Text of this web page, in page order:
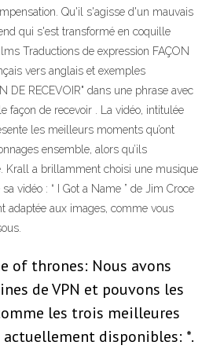
Qu'il s'agisse d'un mauvais
qui s'est transformé en coquille
Traductions de expression FAÇON
vers anglais et exemples
DE RECEVOIR" dans une phrase avec
façon de recevoir . La vidéo, intitulée
les meilleurs moments qu’ont
ensemble, alors qu’ils
Krall a brillamment choisi une musique
vidéo : “ I Got a Name ” de Jim Croce
adaptée aux images, comme vous
of thrones: Nous avons
de VPN et pouvons les
les trois meilleures
actuellement disponibles: *.